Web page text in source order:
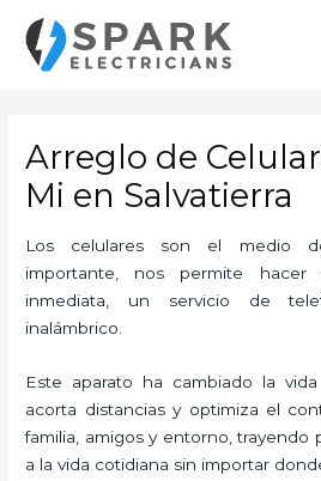
contenido
Arreglo de
Mi en Salvatierra
Los celulares son el medio
importante, nos permite hacer
inmediata, un servicio de
inalámbrico.
Este aparato ha cambiado la
acorta distancias y optimiza el
familia, amigos y entorno, trayendo
a la vida cotidiana sin importar